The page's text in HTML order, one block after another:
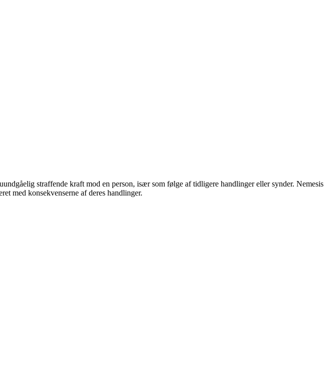
straffende kraft mod en person, især som følge af tidligere handlinger eller synder. Nemesis
med konsekvenserne af deres handlinger.